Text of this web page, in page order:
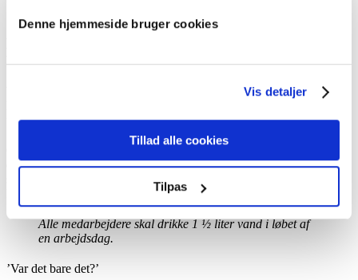
Denne hjemmeside bruger cookies
Vis detaljer
Tillad alle cookies
Tilpas
banalitet
Vi kunne med et trylleslag revolutionere folkesundheden i hele
forstå. Den er superenkel. Den er målbar.
eksekvering af strategier, konflikthåndtering, fejl i arbejdet,
sikkerhedsadfærd, stress, livststilssygdomme og meget mere. Er du
Alle medarbejdere skal drikke 1 ½ liter vand i løbet af
en arbejdsdag.
’Var det bare det?’